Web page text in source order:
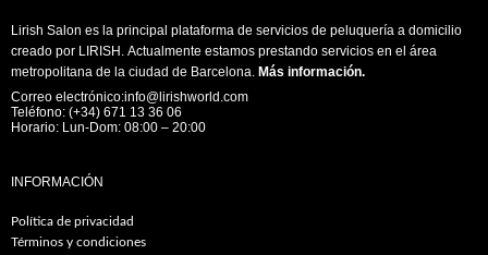
Lirish Salon es la principal plataforma de servicios de peluquería a domicilio
creado por LIRISH. Actualmente estamos prestando servicios en el área
metropolitana de la ciudad de Barcelona. Más información.
Correo electrónico:info@lirishworld.com
Teléfono: (+34) 671 13 36 06
Horario: Lun-Dom: 08:00 – 20:00
INFORMACIÓN
Política de privacidad
Términos y condiciones